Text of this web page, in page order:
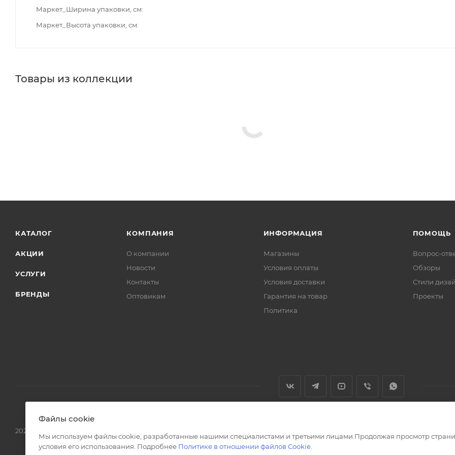
Маркет_Ширина упаковки, см
Маркет_Высота упаковки, см
Товары из коллекции
КАТАЛОГ
АКЦИИ
УСЛУГИ
БРЕНДЫ
КОМПАНИЯ
О компании
Новости
Контакты
Оптовикам
ИНФОРМАЦИЯ
Магазины
Условия оплаты
Условия доставки
Гарантия на товар
Политика
ПОМОЩЬ
Вопрос-
Обзоры
Стили
Проекты
2026 © Интернет магазин сантехники в Москве l-24.ru
Файлы cookie
Мы используем файлы cookie, разработанные нашими специалистами и третьими лицами.Продолжая просмотр
условия его использования. Подробнее Политике в отношении файлов Cookie